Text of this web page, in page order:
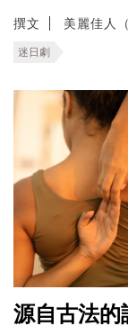
撰文 美麗佳人
迷日劇
源自古法的